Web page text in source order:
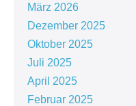
März 2026
Dezember 2025
Oktober 2025
Juli 2025
April 2025
Februar 2025